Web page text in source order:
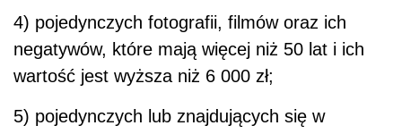
4) pojedynczych fotografii, filmów oraz ich
negatywów, które mają więcej niż 50 lat i ich
wartość jest wyższa niż 6 000 zł;
5) pojedynczych lub znajdujących się w